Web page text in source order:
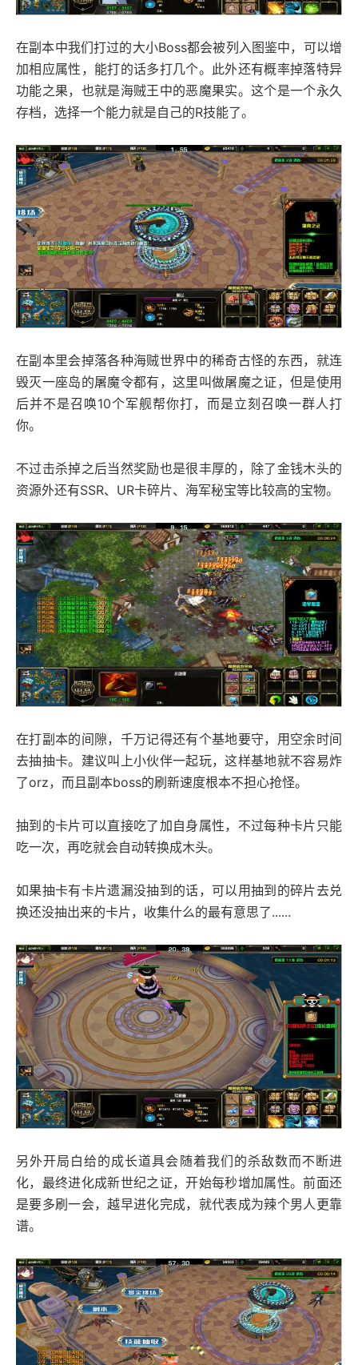
在副本中我们打过的大小Boss都会被列入图鉴中，可以增
加相应属性，能打的话多打几个。此外还有概率掉落特异
功能之果，也就是海贼王中的恶魔果实。这个是一个永久
存档，选择一个能力就是自己的R技能了。
在副本里会掉落各种海贼世界中的稀奇古怪的东西，就连
毁灭一座岛的屠魔令都有，这里叫做屠魔之证，但是使用
后并不是召唤10个军舰帮你打，而是立刻召唤一群人打
你。
不过击杀掉之后当然奖励也是很丰厚的，除了金钱木头的
资源外还有SSR、UR卡碎片、海军秘宝等比较高的宝物。
在打副本的间隙，千万记得还有个基地要守，用空余时间
去抽抽卡。建议叫上小伙伴一起玩，这样基地就不容易炸
了orz，而且副本boss的刷新速度根本不担心抢怪。
抽到的卡片可以直接吃了加自身属性，不过每种卡片只能
吃一次，再吃就会自动转换成木头。
如果抽卡有卡片遗漏没抽到的话，可以用抽到的碎片去兑
换还没抽出来的卡片，收集什么的最有意思了......
另外开局白给的成长道具会随着我们的杀敌数而不断进
化，最终进化成新世纪之证，开始每秒增加属性。前面还
是要多刷一会，越早进化完成，就代表成为辣个男人更靠
谱。